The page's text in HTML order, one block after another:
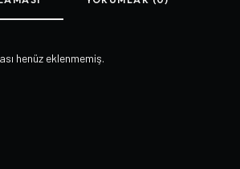
henüz eklenmemiş.